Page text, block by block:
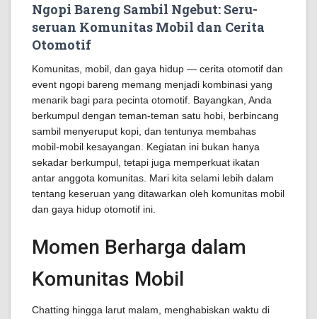
Ngopi Bareng Sambil Ngebut: Seru-
seruan Komunitas Mobil dan Cerita
Otomotif
Komunitas, mobil, dan gaya hidup — cerita otomotif dan
event ngopi bareng memang menjadi kombinasi yang
menarik bagi para pecinta otomotif. Bayangkan, Anda
berkumpul dengan teman-teman satu hobi, berbincang
sambil menyeruput kopi, dan tentunya membahas
mobil-mobil kesayangan. Kegiatan ini bukan hanya
sekadar berkumpul, tetapi juga memperkuat ikatan
antar anggota komunitas. Mari kita selami lebih dalam
tentang keseruan yang ditawarkan oleh komunitas mobil
dan gaya hidup otomotif ini.
Momen Berharga dalam
Komunitas Mobil
Chatting hingga larut malam, menghabiskan waktu di